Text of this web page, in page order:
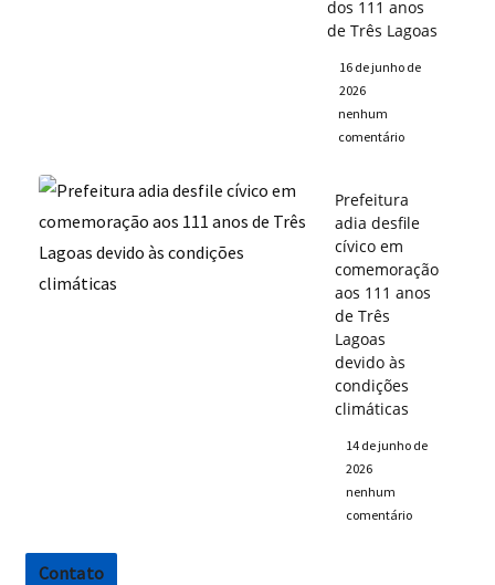
dos 111 anos
de Três Lagoas
16 de junho de
2026
nenhum
comentário
Prefeitura
adia desfile
cívico em
comemoração
aos 111 anos
de Três
Lagoas
devido às
condições
climáticas
14 de junho de
2026
nenhum
comentário
Contato